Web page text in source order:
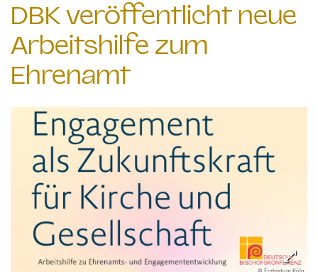
DBK veröffentlicht neue
Arbeitshilfe zum
Ehrenamt
© Erzbistum Köln